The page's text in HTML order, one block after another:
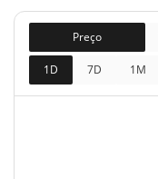
Capitalização de
mercado
Totalmente diluído
Limite de mercado
Preço
1D 7D 1M